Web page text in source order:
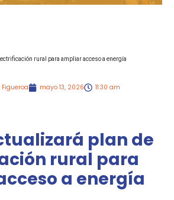
rural para ampliar acceso a energía
mayo 13, 2026 11:30 am
plan de
rural para
a energía